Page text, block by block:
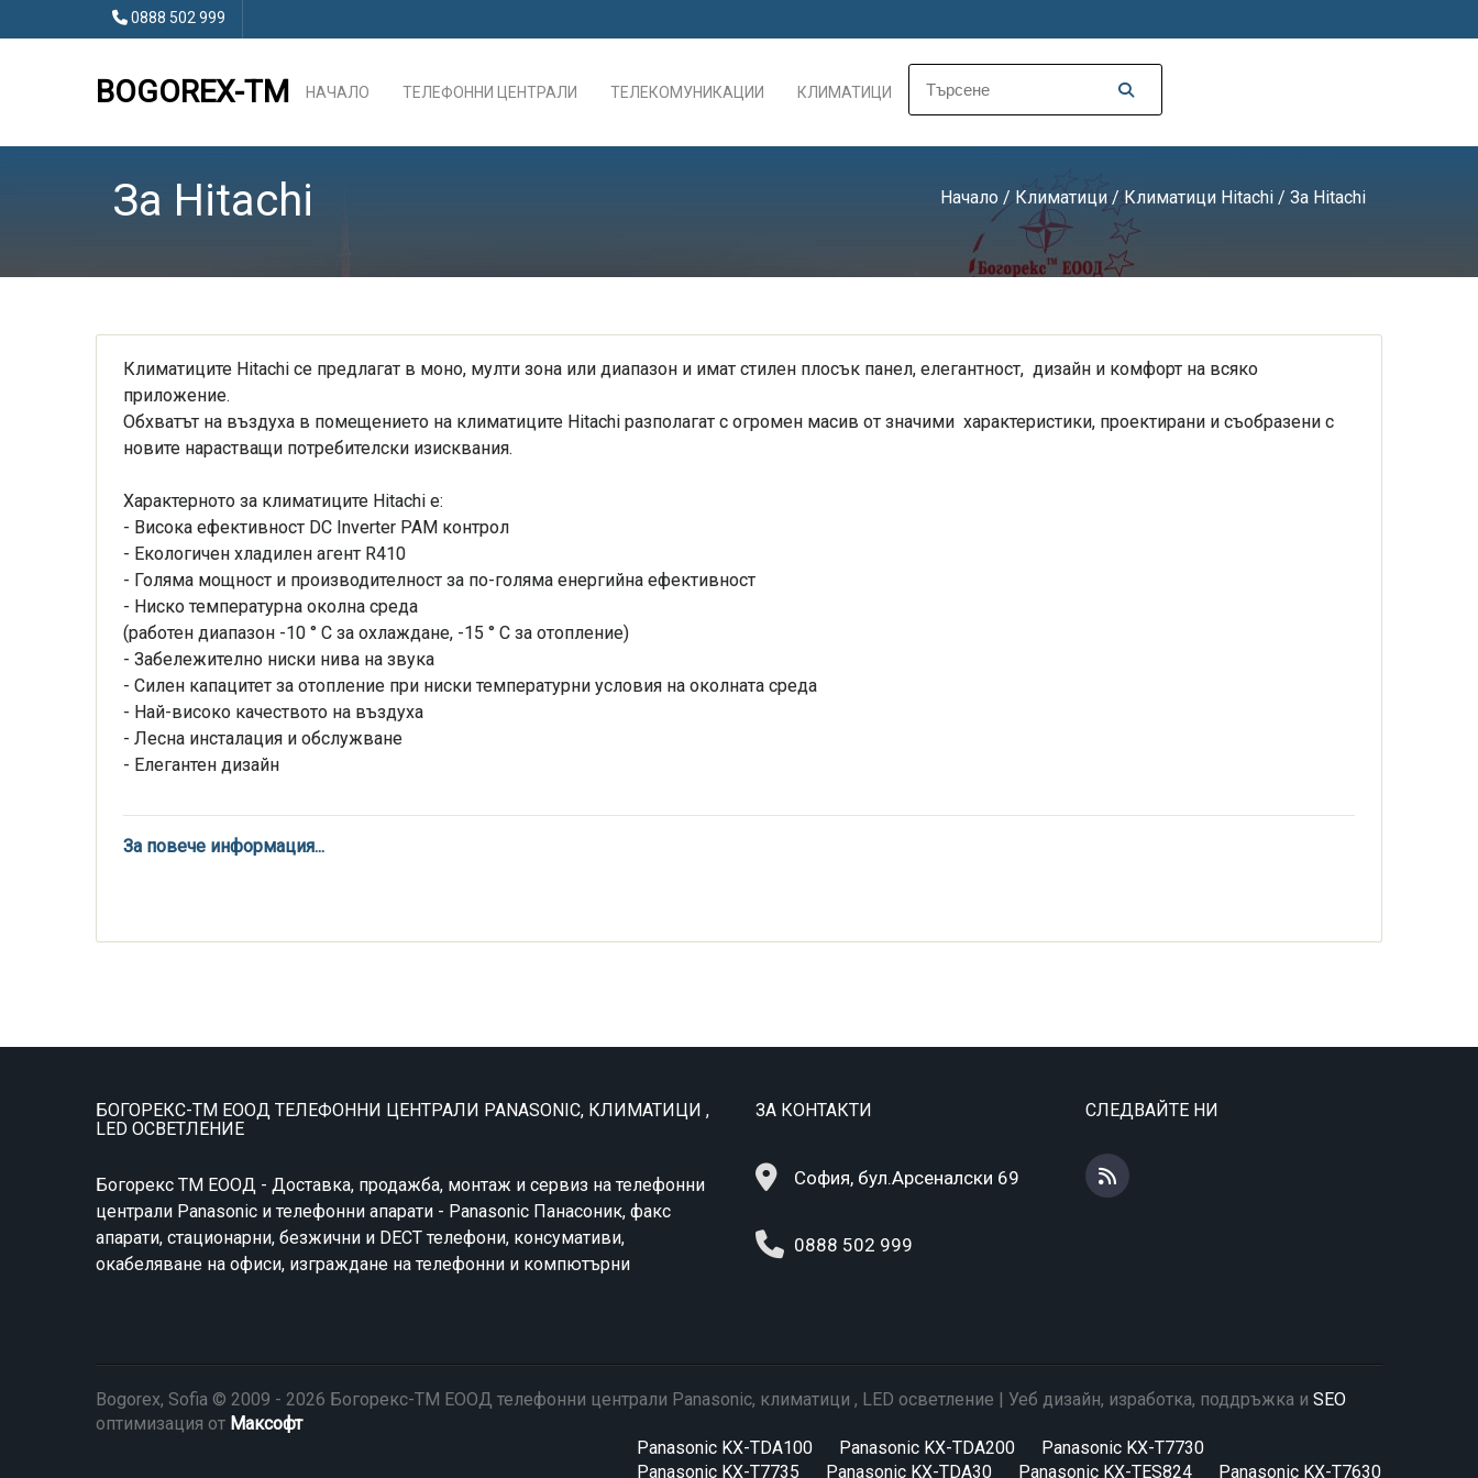
0888 502 999
BOGOREX-TM НАЧАЛО ТЕЛЕФОННИ ЦЕНТРАЛИ ТЕЛЕКОМУНИКАЦИИ КЛИМАТИЦИ
За Hitachi Начало / Климатици / Климатици Hitachi / За Hitachi
Климатиците Hitachi се предлагат в моно, мулти зона или диапазон и имат стилен плосък панел, елегантност, дизайн и комфорт на всяко
приложение.
Обхватът на въздуха в помещението на климатиците Hitachi разполагат с огромен масив от значими характеристики, проектирани и съобразени с
новите нарастващи потребителски изисквания.
Характерното за климатиците Hitachi е:
- Висока ефективност DC Inverter PAM контрол
- Екологичен хладилен агент R410
- Голяма мощност и производителност за по-голяма енергийна ефективност
- Ниско температурна околна среда
(работен диапазон -10 ° C за охлаждане, -15 ° C за отопление)
- Забележително ниски нива на звука
- Силен капацитет за отопление при ниски температурни условия на околната среда
- Най-високо качеството на въздуха
- Лесна инсталация и обслужване
- Елегантен дизайн
За повече информация...
БОГОРЕКС-ТМ ЕООД ТЕЛЕФОННИ ЦЕНТРАЛИ PANASONIC, КЛИМАТИЦИ ,
LED ОСВЕТЛЕНИЕ
Богорекс ТМ ЕООД - Доставка, продажба, монтаж и сервиз на телефонни
централи Panasonic и телефонни апарати - Panasonic Панасоник, факс
апарати, стационарни, безжични и DECT телефони, консумативи,
окабеляване на офиси, изграждане на телефонни и компютърни
ЗА КОНТАКТИ
София, бул.Арсеналски 69
0888 502 999
СЛЕДВАЙТЕ НИ
Bogorex, Sofia © 2009 - 2026 Богорекс-ТМ ЕООД телефонни централи Panasonic, климатици , LED осветление | Уеб дизайн, изработка, поддръжка и SEO
оптимизация от Максофт
Panasonic KX-TDA100
Panasonic KX-TDA200
Panasonic KX-T7730
Panasonic KX-T7735
Panasonic KX-TDA30 Panasonic KX-TES824 Panasonic KX-T7630